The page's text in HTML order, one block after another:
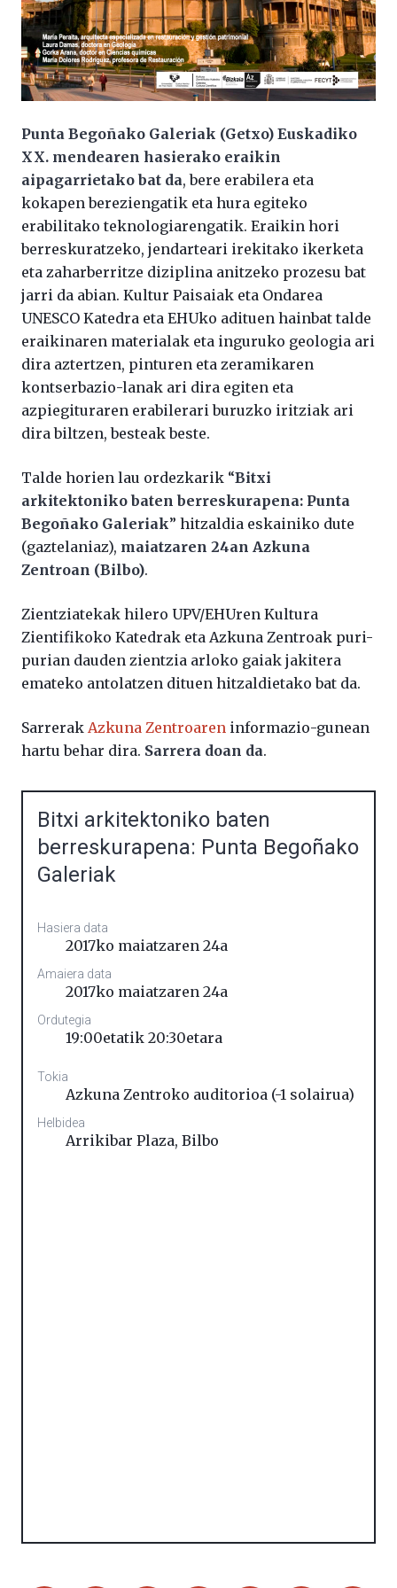
Punta Begoñako Galeriak (Getxo) Euskadiko
XX. mendearen hasierako eraikin
aipagarrietako bat da, bere erabilera eta
kokapen bereziengatik eta hura egiteko
erabilitako teknologiarengatik. Eraikin hori
berreskuratzeko, jendarteari irekitako ikerketa
eta zaharberritze diziplina anitzeko prozesu bat
jarri da abian. Kultur Paisaiak eta Ondarea
UNESCO Katedra eta EHUko adituen hainbat talde
eraikinaren materialak eta inguruko geologia ari
dira aztertzen, pinturen eta zeramikaren
kontserbazio-lanak ari dira egiten eta
azpiegituraren erabilerari buruzko iritziak ari
dira biltzen, besteak beste.
Talde horien lau ordezkarik “Bitxi
arkitektoniko baten berreskurapena: Punta
Begoñako Galeriak” hitzaldia eskainiko dute
(gaztelaniaz), maiatzaren 24an Azkuna
Zentroan (Bilbo).
Zientziatekak hilero UPV/EHUren Kultura
Zientifikoko Katedrak eta Azkuna Zentroak puri-
purian dauden zientzia arloko gaiak jakitera
emateko antolatzen dituen hitzaldietako bat da.
Sarrerak Azkuna Zentroaren informazio-gunean
hartu behar dira. Sarrera doan da.
Bitxi arkitektoniko baten
berreskurapena: Punta Begoñako
Galeriak
Hasiera data
2017ko maiatzaren 24a
Amaiera data
2017ko maiatzaren 24a
Ordutegia
19:00etatik 20:30etara
Tokia
Azkuna Zentroko auditorioa (-1 solairua)
Helbidea
Arrikibar Plaza, Bilbo